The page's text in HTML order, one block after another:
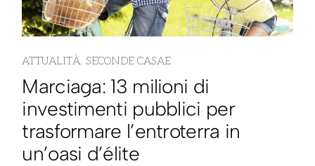
ATTUALITÀ SECONDE CASAE
Marciaga: 13 milioni di
investimenti pubblici per
trasformare l’entroterra in
un’oasi d’élite